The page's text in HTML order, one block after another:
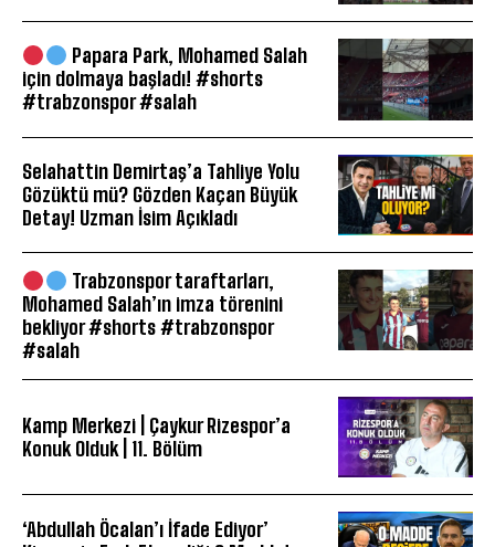
Papara Park, Mohamed Salah
için dolmaya başladı! #shorts
#trabzonspor #salah
Selahattin Demirtaş’a Tahliye Yolu
Gözüktü mü? Gözden Kaçan Büyük
Detay! Uzman İsim Açıkladı
Trabzonspor taraftarları,
Mohamed Salah’ın imza törenini
bekliyor #shorts #trabzonspor
#salah
Kamp Merkezi | Çaykur Rizespor’a
Konuk Olduk | 11. Bölüm
‘Abdullah Öcalan’ı İfade Ediyor’